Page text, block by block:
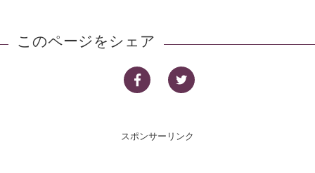
このページをシェア
スポンサーリンク